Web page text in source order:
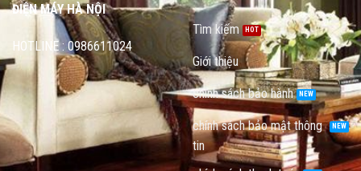
ĐIỆN MÁY HÀ NỘI
HOTLINE : 0986611024
Tìm kiếm
Giới thiệu
chính sách bảo hành
chính sách bảo mật thông
tin